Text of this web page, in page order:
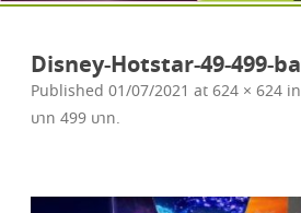
to
Disney-Hotstar-49-499-
Published 01/07/2021 at 624 × 624 in
บาท 499 บาท.